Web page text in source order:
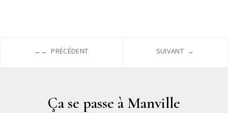
← PRÉCÉDENT SUIVANT
Ça se passe à Manville